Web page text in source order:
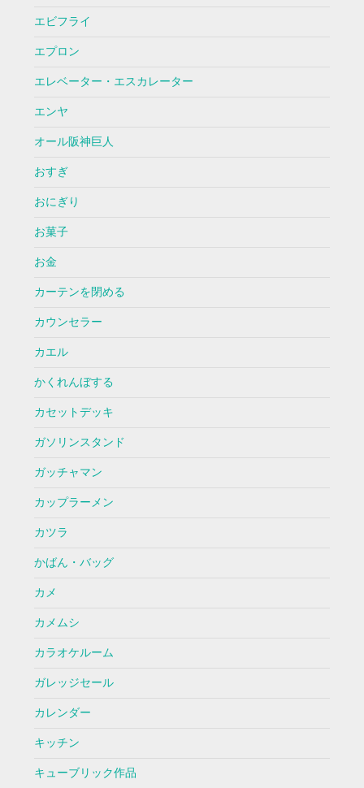
エビフライ
エプロン
エレベーター・エスカレーター
エンヤ
オール阪神巨人
おすぎ
おにぎり
お菓子
お金
カーテンを閉める
カウンセラー
カエル
かくれんぼする
カセットデッキ
ガソリンスタンド
ガッチャマン
カップラーメン
カツラ
かばん・バッグ
カメ
カメムシ
カラオケルーム
ガレッジセール
カレンダー
キッチン
キューブリック作品